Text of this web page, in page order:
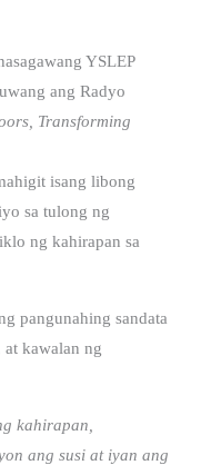
YSLEP
ang Radyo
Transforming
isang libong
sa tulong ng
ng kahirapan sa
pangunahing sandata
at kawalan ng
kahirapan,
ang susi at iyan ang